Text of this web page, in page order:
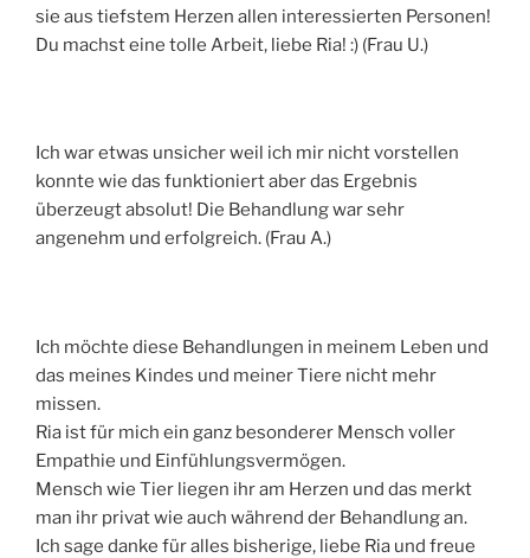
sie aus tiefstem Herzen allen interessierten Personen!
Du machst eine tolle Arbeit, liebe Ria! :) (Frau U.)
Ich war etwas unsicher weil ich mir nicht vorstellen
konnte wie das funktioniert aber das Ergebnis
überzeugt absolut! Die Behandlung war sehr
angenehm und erfolgreich. (Frau A.)
Ich möchte diese Behandlungen in meinem Leben und
das meines Kindes und meiner Tiere nicht mehr
missen.
Ria ist für mich ein ganz besonderer Mensch voller
Empathie und Einfühlungsvermögen.
Mensch wie Tier liegen ihr am Herzen und das merkt
man ihr privat wie auch während der Behandlung an.
Ich sage danke für alles bisherige, liebe Ria und freue